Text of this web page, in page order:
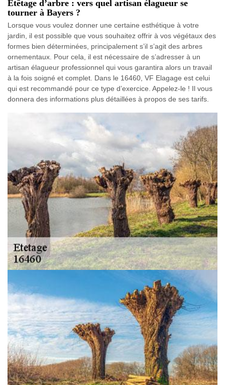
Étêtage d’arbre : vers quel artisan élagueur se
tourner à Bayers ?
Lorsque vous voulez donner une certaine esthétique à votre
jardin, il est possible que vous souhaitez offrir à vos végétaux des
formes bien déterminées, principalement s’il s’agit des arbres
ornementaux. Pour cela, il est nécessaire de s’adresser à un
artisan élagueur professionnel qui vous garantira alors un travail
à la fois soigné et complet. Dans le 16460, VF Elagage est celui
qui est recommandé pour ce type d’exercice. Appelez-le ! Il vous
donnera des informations plus détaillées à propos de ses tarifs.